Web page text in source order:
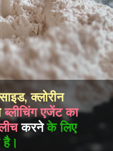
क्लोरीन
ब्लीचिंग एजेंट का
करनेके लिए
है।